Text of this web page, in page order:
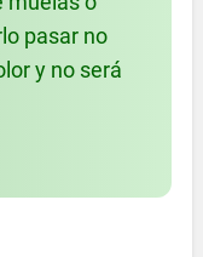
pasar no
y no será